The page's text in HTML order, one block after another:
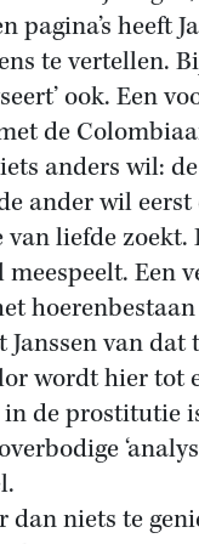
pagina’s heeft
te vertellen.
ook. Een
de
anders wil:
ander wil
liefde zoekt.
meespeelt. Een
Janssen van dat
wordt hier tot
de prostitutie
dan niets te